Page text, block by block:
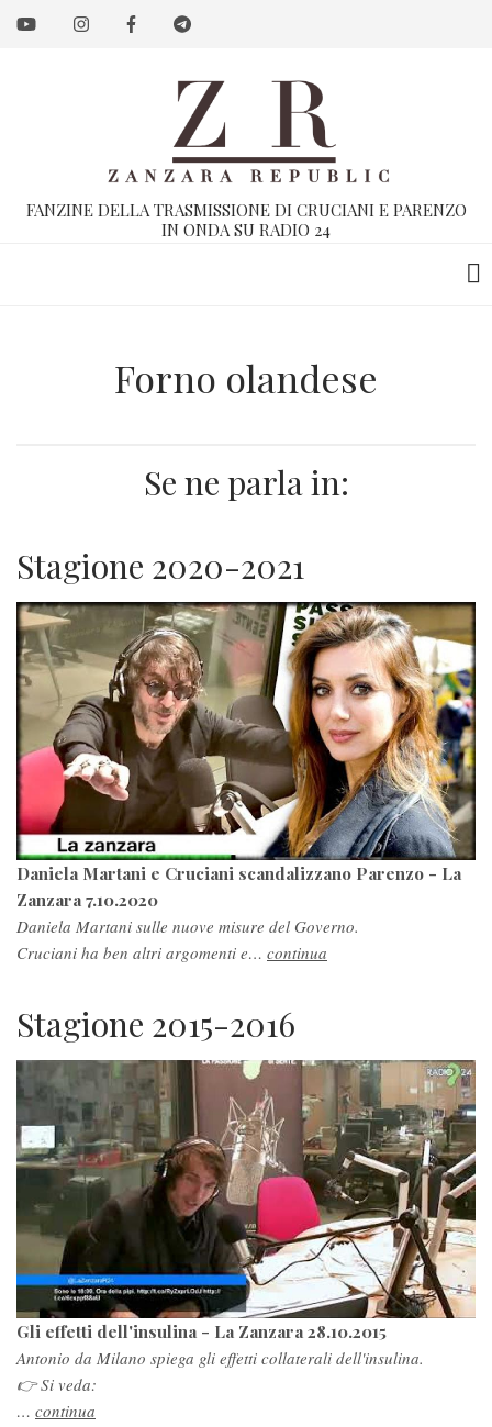
Salta
FANZINE DELLA TRASMISSIONE DI CRUCIANI E PARENZO
IN ONDA SU RADIO 24
Forno olandese
Se ne parla in:
Stagione 2020-2021
Daniela Martani e Cruciani scandalizzano Parenzo - La
Zanzara 7.10.2020
Daniela Martani sulle nuove misure del Governo.
Cruciani ha ben altri argomenti e… continua
Stagione 2015-2016
Gli effetti dell'insulina - La Zanzara 28.10.2015
Antonio da Milano spiega gli effetti collaterali dell'insulina.
👉 Si veda:
… continua